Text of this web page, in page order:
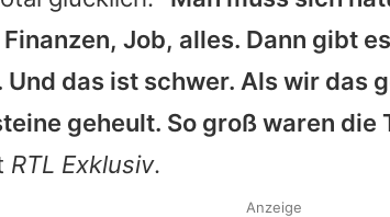
Job, alles. Dann gibt
das ist schwer. Als wir das
geheult. So groß waren die
RTL Exklusiv.
Anzeige